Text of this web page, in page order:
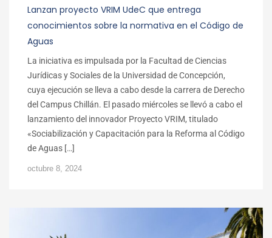
Lanzan proyecto VRIM UdeC que entrega
conocimientos sobre la normativa en el Código de
Aguas
La iniciativa es impulsada por la Facultad de Ciencias
Jurídicas y Sociales de la Universidad de Concepción,
cuya ejecución se lleva a cabo desde la carrera de Derecho
del Campus Chillán. El pasado miércoles se llevó a cabo el
lanzamiento del innovador Proyecto VRIM, titulado
«Sociabilización y Capacitación para la Reforma al Código
de Aguas […]
octubre 8, 2024